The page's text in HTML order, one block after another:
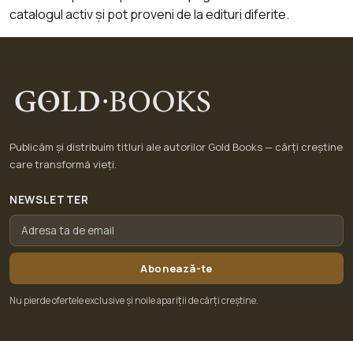
catalogul activ și pot proveni de la edituri diferite.
Publicăm și distribuim titluri ale autorilor Gold Books — cărți creștine
care transformă vieți.
NEWSLETTER
Abonează-te
Nu pierde ofertele exclusive și noile apariții de cărți creștine.